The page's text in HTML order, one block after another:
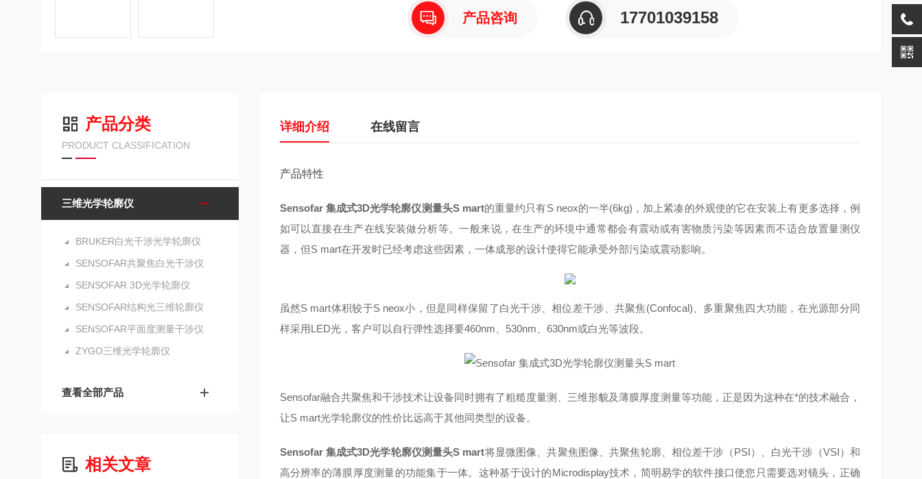
产品咨询 17701039158
产品分类
PRODUCT CLASSIFICATION
三维光学轮廓仪
BRUKER白光干涉光学轮廓仪
SENSOFAR共聚焦白光干涉仪
SENSOFAR 3D光学轮廓仪
SENSOFAR结构光三维轮廓仪
SENSOFAR平面度测量干涉仪
ZYGO三维光学轮廓仪
查看全部产品
相关文章
详细介绍 在线留言
产品特性
Sensofar 集成式3D光学轮廓仪测量头S mart的重量约只有S neox的一半(6kg)，加上紧凑的外观使的它在安装上有更多选择，例
如可以直接在生产在线安装做分析等。一般来说，在生产的环境中通常都会有震动或有害物质污染等因素而不适合放置量测仪
器，但S mart在开发时已经考虑这些因素，一体成形的设计使得它能承受外部污染或震动影响。
虽然S mart体积较于S neox小，但是同样保留了白光干涉、相位差干涉、共聚焦(Confocal)、多重聚焦四大功能，在光源部分同
样采用LED光，客户可以自行弹性选择要460nm、530nm、630nm或白光等波段。
Sensofar融合共聚焦和干涉技术让设备同时拥有了粗糙度量测、三维形貌及薄膜厚度测量等功能，正是因为这种在*的技术融合，
让S mart光学轮廓仪的性价比远高于其他同类型的设备。
Sensofar 集成式3D光学轮廓仪测量头S mart将显微图像、共聚焦图像、共聚焦轮廓、相位差干涉（PSI）、白光干涉（VSI）和
高分辨率的薄膜厚度测量的功能集于一体。这种基于设计的Microdisplay技术，简明易学的软件接口使您只需要选对镜头，正确